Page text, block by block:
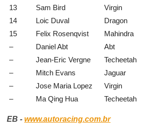
13
Sam Bird Virgin
14
Loic Duval Dragon
15
Felix Rosenqvist Mahindra
–
Daniel Abt Abt
–
Jean-Eric Vergne Techeetah
–
Mitch Evans Jaguar
–
Jose Maria Lopez Virgin
–
Ma Qing Hua Techeetah
EB -www.autoracing.com.br